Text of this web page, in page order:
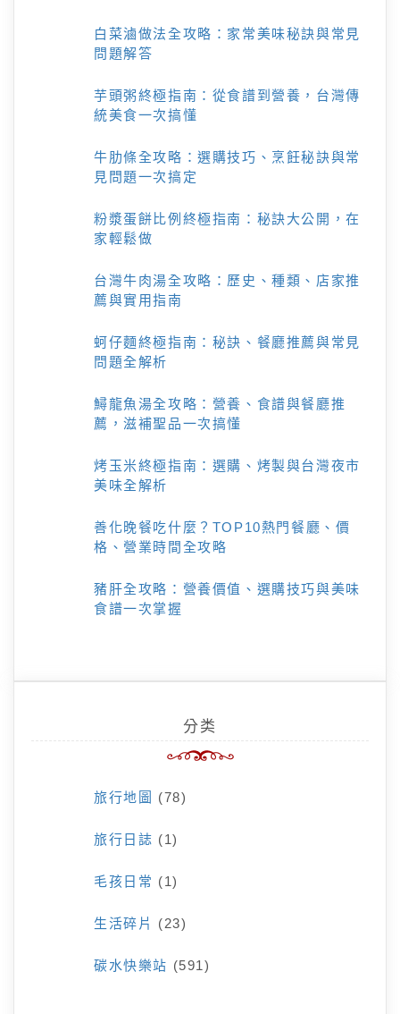
白菜滷做法全攻略：家常美味秘訣與常見
問題解答
芋頭粥終極指南：從食譜到營養，台灣傳
統美食一次搞懂
牛肋條全攻略：選購技巧、烹飪秘訣與常
見問題一次搞定
粉漿蛋餅比例終極指南：秘訣大公開，在
家輕鬆做
台灣牛肉湯全攻略：歷史、種類、店家推
薦與實用指南
蚵仔麵終極指南：秘訣、餐廳推薦與常見
問題全解析
鱘龍魚湯全攻略：營養、食譜與餐廳推
薦，滋補聖品一次搞懂
烤玉米終極指南：選購、烤製與台灣夜市
美味全解析
善化晚餐吃什麼？TOP10熱門餐廳、價
格、營業時間全攻略
豬肝全攻略：營養價值、選購技巧與美味
食譜一次掌握
分类
旅行地圖 (78)
旅行日誌 (1)
毛孩日常 (1)
生活碎片 (23)
碳水快樂站 (591)